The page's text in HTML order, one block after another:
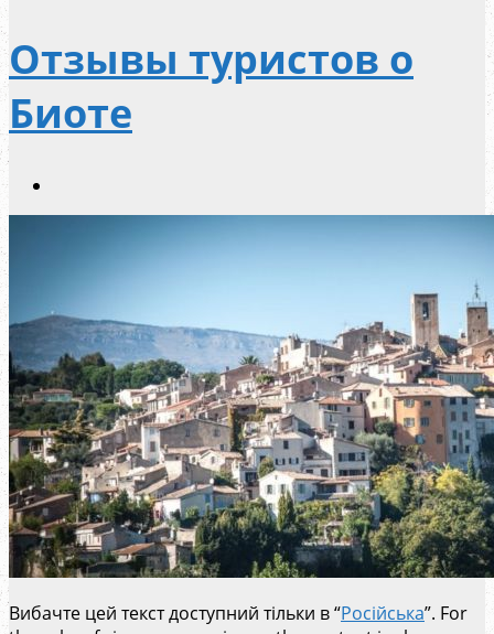
Отзывы туристов о
Биоте
Вибачте цей текст доступний тільки в “Російська”. For